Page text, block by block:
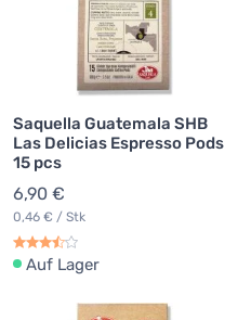
Saquella Guatemala SHB
Las Delicias Espresso Pods
15 pcs
6,90 €
0,46 € / Stk
Auf Lager